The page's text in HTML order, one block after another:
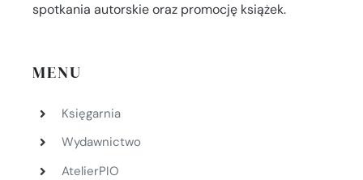
spotkania autorskie oraz promocję książek.
MENU
Księgarnia
Wydawnictwo
AtelierPIO